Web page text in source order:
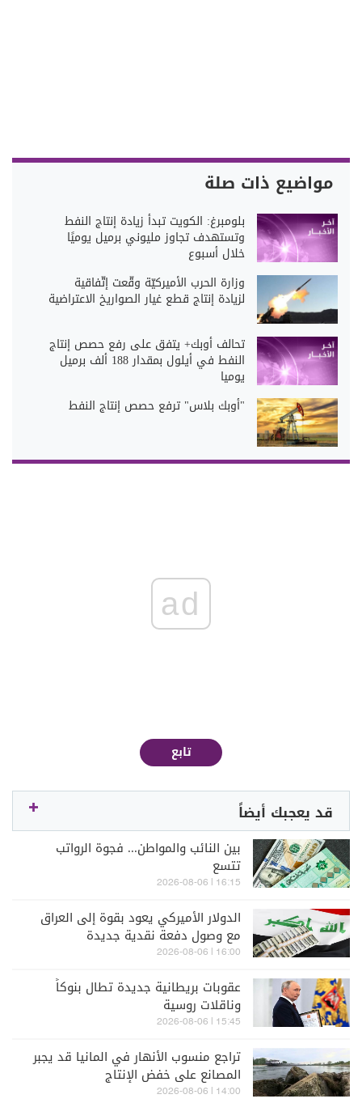
مواضيع ذات صلة
بلومبرغ: الكويت تبدأ زيادة إنتاج النفط
وتستهدف تجاوز مليوني برميل يوميًا
خلال أسبوع
وزارة الحرب الأميركيّة وقّعت إتّفاقية
لزيادة إنتاج قطع غيار الصواريخ الاعتراضية
تحالف أوبك+ يتفق على رفع حصص إنتاج
النفط في أيلول بمقدار 188 ألف برميل
يوميا
"أوبك بلاس" ترفع حصص إنتاج النفط
ad
تابع
قد يعجبك أيضاً
بين النائب والمواطن... فجوة الرواتب
تتسع
16:15 | 2026-08-06
الدولار الأميركي يعود بقوة إلى العراق
مع وصول دفعة نقدية جديدة
16:00 | 2026-08-06
عقوبات بريطانية جديدة تطال بنوكاً
وناقلات روسية
15:45 | 2026-08-06
تراجع منسوب الأنهار في المانيا قد يجبر
المصانع على خفض الإنتاج
14:00 | 2026-08-06